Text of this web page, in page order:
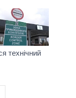
технічний